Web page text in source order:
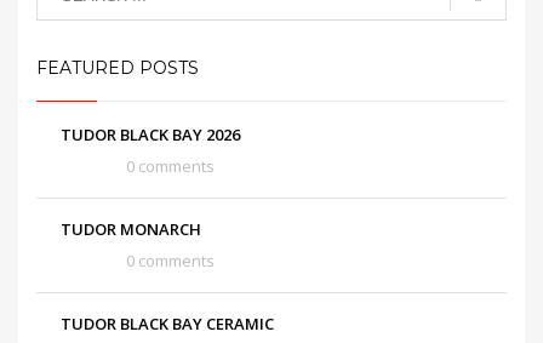
FEATURED POSTS
TUDOR BLACK BAY 2026
0 comments
TUDOR MONARCH
0 comments
TUDOR BLACK BAY CERAMIC